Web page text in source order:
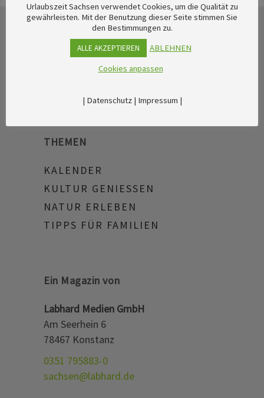
THEMEN
KALENDER
KULTUR GENIESSEN
NATUR ERLEBEN
TIPPS FÜR FAMILIEN
Ein Magazin von
Labhard Medien GmbH
Am Seerhein 6
78467 Konstanz
0351 795883-0
sachsen@labhard.de
Urlaubszeit Sachsen verwendet Cookies, um die Qualität zu
gewährleisten. Mit der Benutzung dieser Seite stimmen Sie
den Bestimmungen zu.
ALLE AKZEPTIEREN
ABLEHNEN
Cookies anpassen
| Datenschutz| Impressum |